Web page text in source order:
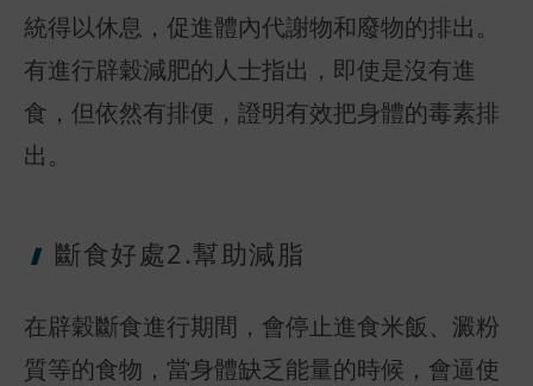
統得以休息，促進體內代謝物和廢物的排出。
有進行辟穀減肥的人士指出，即使是沒有進
食，但依然有排便，證明有效把身體的毒素排
出。
斷食好處2.幫助減脂
在辟穀斷食進行期間，會停止進食米飯、澱粉
質等的食物，當身體缺乏能量的時候，會逼使